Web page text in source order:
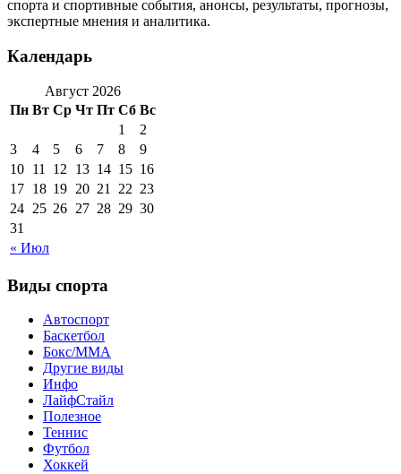
спорта и спортивные события, анонсы, результаты, прогнозы,
экспертные мнения и аналитика.
Календарь
Август 2026
Пн Вт Ср Чт Пт Сб Вс
« Июл
1
2
3
4 5 6 7 8
9
10 11 12 13 14 15 16
17 18 19 20 21 22 23
24 25 26 27 28 29 30
31
Виды спорта
Автоспорт
Баскетбол
Бокс/MMA
Другие виды
Инфо
ЛайфСтайл
Полезное
Теннис
Футбол
Хоккей